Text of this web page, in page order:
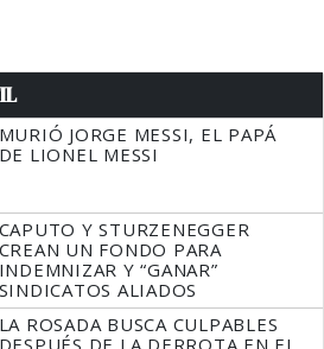
MURIÓ JORGE MESSI, EL PAPÁ
DE LIONEL MESSI
CAPUTO Y STURZENEGGER
CREAN UN FONDO PARA
INDEMNIZAR Y “GANAR”
SINDICATOS ALIADOS
LA ROSADA BUSCA CULPABLES